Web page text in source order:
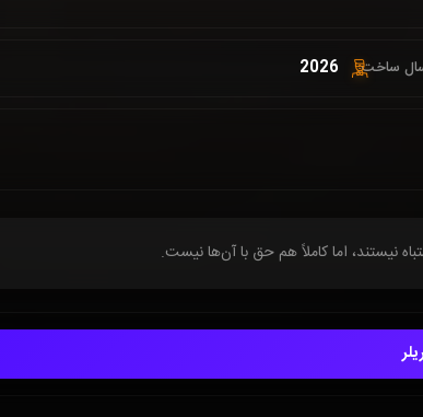
ساخت: 2026
نیستند، اما کاملاً هم حق با آن‌ها نیست.